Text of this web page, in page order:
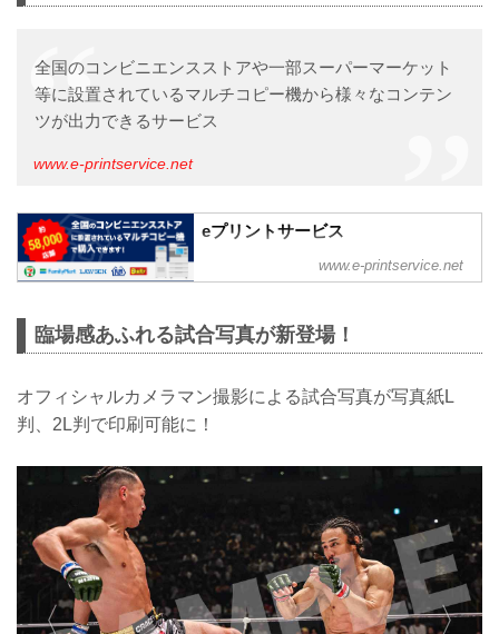
全国のコンビニエンスストアや一部スーパーマーケット
等に設置されているマルチコピー機から様々なコンテン
ツが出力できるサービス
www.e-printservice.net
eプリントサービス
全国コンビニのコピー機から利用できま
す
www.e-printservice.net
臨場感あふれる試合写真が新登場！
オフィシャルカメラマン撮影による試合写真が写真紙L
判、2L判で印刷可能に！